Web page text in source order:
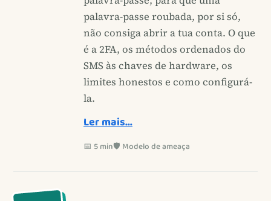
palavra-passe roubada, por si só,
não consiga abrir a tua conta. O que
é a 2FA, os métodos ordenados do
SMS às chaves de hardware, os
limites honestos e como configurá-
la.
Ler mais…
📅 5 min🛡️ Modelo de ameaça